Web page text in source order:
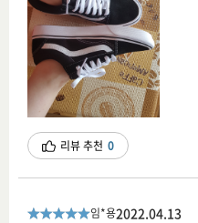
리뷰 추천 0
임*용2022.04.13